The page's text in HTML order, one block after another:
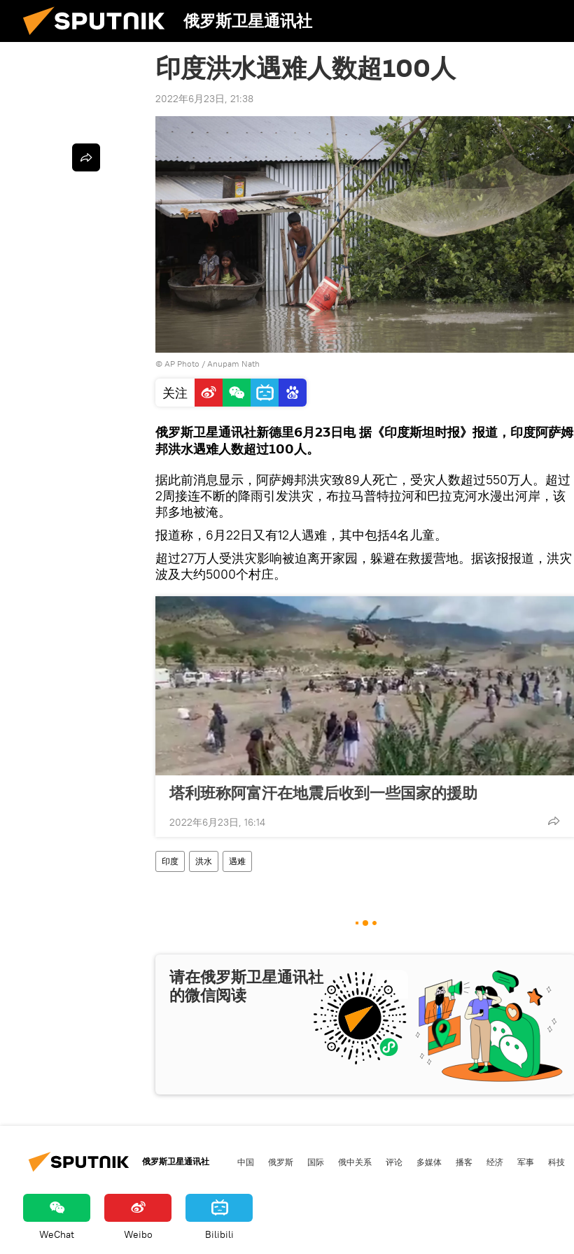
俄罗斯卫星通讯社
印度洪水遇难人数超100人
2022年6月23日, 21:38
© AP Photo / Anupam Nath
关注
俄罗斯卫星通讯社新德里6月23日电 据《印度斯坦时报》报道，印度阿萨姆
邦洪水遇难人数超过100人。
据此前消息显示，阿萨姆邦洪灾致89人死亡，受灾人数超过550万人。超过
2周接连不断的降雨引发洪灾，布拉马普特拉河和巴拉克河水漫出河岸，该
邦多地被淹。
报道称，6月22日又有12人遇难，其中包括4名儿童。
超过27万人受洪灾影响被迫离开家园，躲避在救援营地。据该报报道，洪灾
波及大约5000个村庄。
塔利班称阿富汗在地震后收到一些国家的援助
2022年6月23日, 16:14
印度 洪水 遇难
请在俄罗斯卫星通讯社
的微信阅读
俄罗斯卫星通讯社 中国 俄罗斯 国际 俄中关系 评论 多媒体 播客 经济 军事 科技
WeChat Weibo Bilibili